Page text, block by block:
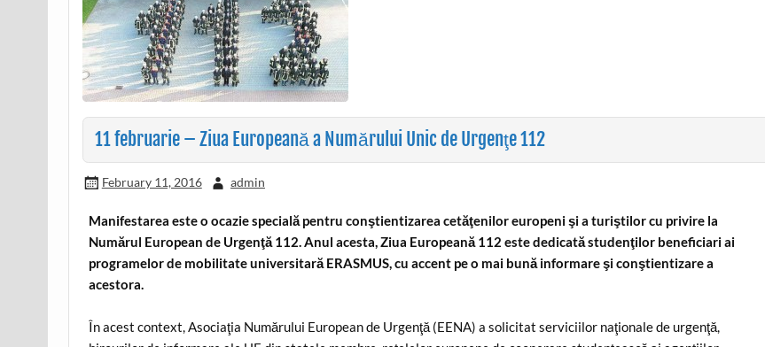
11 februarie – Ziua Europeană a Numărului Unic de Urgenţe 112
February 11, 2016 admin
Manifestarea este o ocazie specială pentru conştientizarea cetăţenilor europeni şi a turiştilor cu privire la
Numărul European de Urgenţă 112. Anul acesta, Ziua Europeană 112 este dedicată studenţilor beneficiari ai
programelor de mobilitate universitară ERASMUS, cu accent pe o mai bună informare şi conştientizare a
acestora.
În acest context, Asociaţia Numărului European de Urgenţă (EENA) a solicitat serviciilor naţionale de urgenţă,